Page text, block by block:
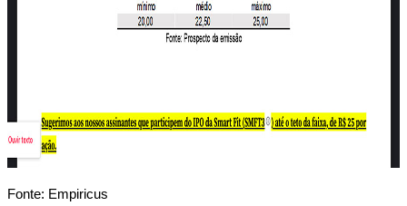
Fonte: Empiricus